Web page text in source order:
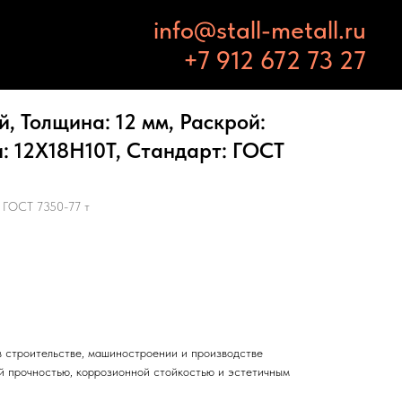
info@stall-metall.ru
+7 912 672 73 27
Толщина: 12 мм, Раскрой:
12Х18Н10Т, Стандарт: ГОСТ
7350-77 т
машиностроении и производстве
прочностью, коррозионной стойкостью и эстетичным